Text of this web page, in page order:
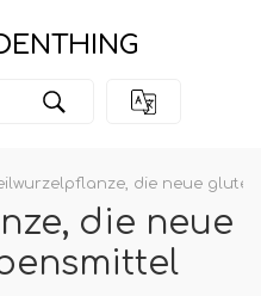
die neue
die neue